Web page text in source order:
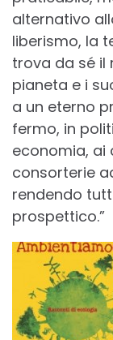
alternativo
liberismo, la
trova da sé il
pianeta e i
a un eterno
fermo, in
economia, ai
consorterie
rendendo
prospettico.”